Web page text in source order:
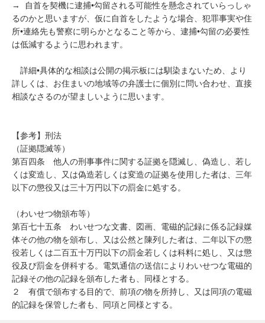
→  自首を契機に逮捕•勾留される可能性を懸念されていらっしゃ
るのかと思いますが、仮に自首をしたような場合、犯罪事実や住
所•連絡先も警察に明らかとなること等から、逮捕•勾留の必要性
は低減するように思われます。
詳細•具体的な相談は公開の掲示板には馴染まないため、より
詳しくは、お住まいの地域等の弁護士に個別に問い合わせ、直接
相談なさるのが望ましいように思います。
【参考】刑法
（証拠隠滅等）
第百四条　他人の刑事事件に関する証拠を隠滅し、偽造し、若し
くは変造し、又は偽造若しくは変造の証拠を使用した者は、三年
以下の懲役又は三十万円以下の罰金に処する。
（わいせつ物頒布等）
第百七十五条　わいせつな文書、図画、電磁的記録に係る記録媒
体その他の物を頒布し、又は公然と陳列した者は、二年以下の懲
役若しくは二百五十万円以下の罰金若しくは科料に処し、又は懲
役及び罰金を併科する。電気通信の送信によりわいせつな電磁的
記録その他の記録を頒布した者も、同様とする。
２　有償で頒布する目的で、前項の物を所持し、又は同項の電磁
的記録を保管した者も、同項と同様とする。